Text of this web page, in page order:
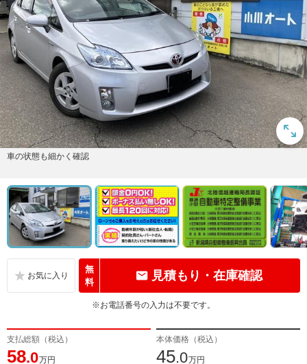
車の状態も細かく確認
無
料
見積もり・在庫確認
※お電話番号の入力は不要です。
支払総額（税込）
58.0万円
本体価格（税込）
45.0万円